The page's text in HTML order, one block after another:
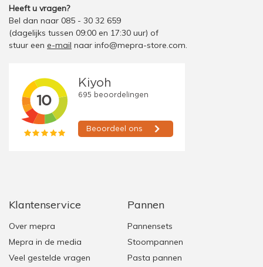
Heeft u vragen?
Bel dan naar 085 - 30 32 659
(dagelijks tussen 09:00 en 17:30 uur) of
stuur een e-mail naar info@mepra-store.com.
Klantenservice
Over mepra
Mepra in de media
Veel gestelde vragen
Pannen
Pannensets
Stoompannen
Pasta pannen